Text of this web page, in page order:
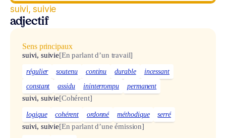
suivi, suivie
adjectif
Sens principaux
suivi, suivie[En parlant d’un travail]
régulier soutenu continu durable
incessant
constant
assidu ininterrompu permanent
suivi, suivie[Cohérent]
logique cohérent ordonné méthodique serré
suivi, suivie[En parlant d’une émission]